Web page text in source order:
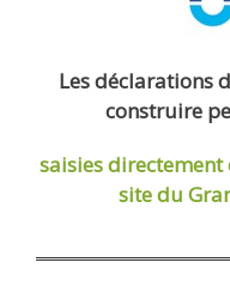
Les déclarations
construire
saisies directement
site du